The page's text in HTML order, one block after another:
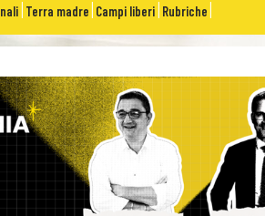
Terra madre Campi liberi Rubriche